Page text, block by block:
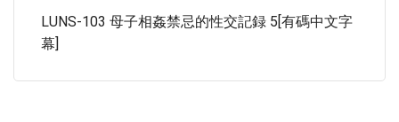
LUNS-103 母子相姦禁忌的性交記録 5[有碼中文字
幕]